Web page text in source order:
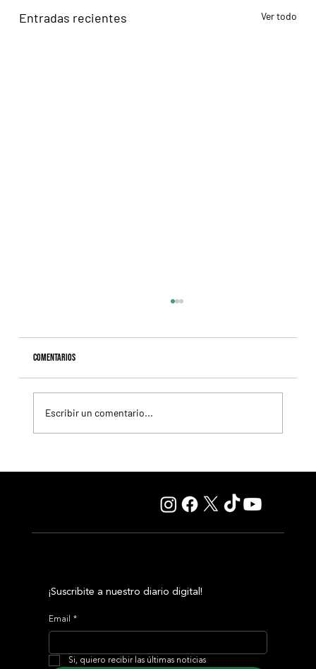
Entradas recientes Ver todo
Comentarios
Escribir un comentario...
¡Suscribite a nuestro diario digital!
Email *
Si, quiero recibir las últimas noticias